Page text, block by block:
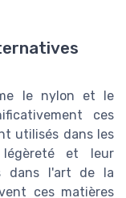
le nylon et le
ces
utilisés dans les
et leur
dans l'art de la
ces matières